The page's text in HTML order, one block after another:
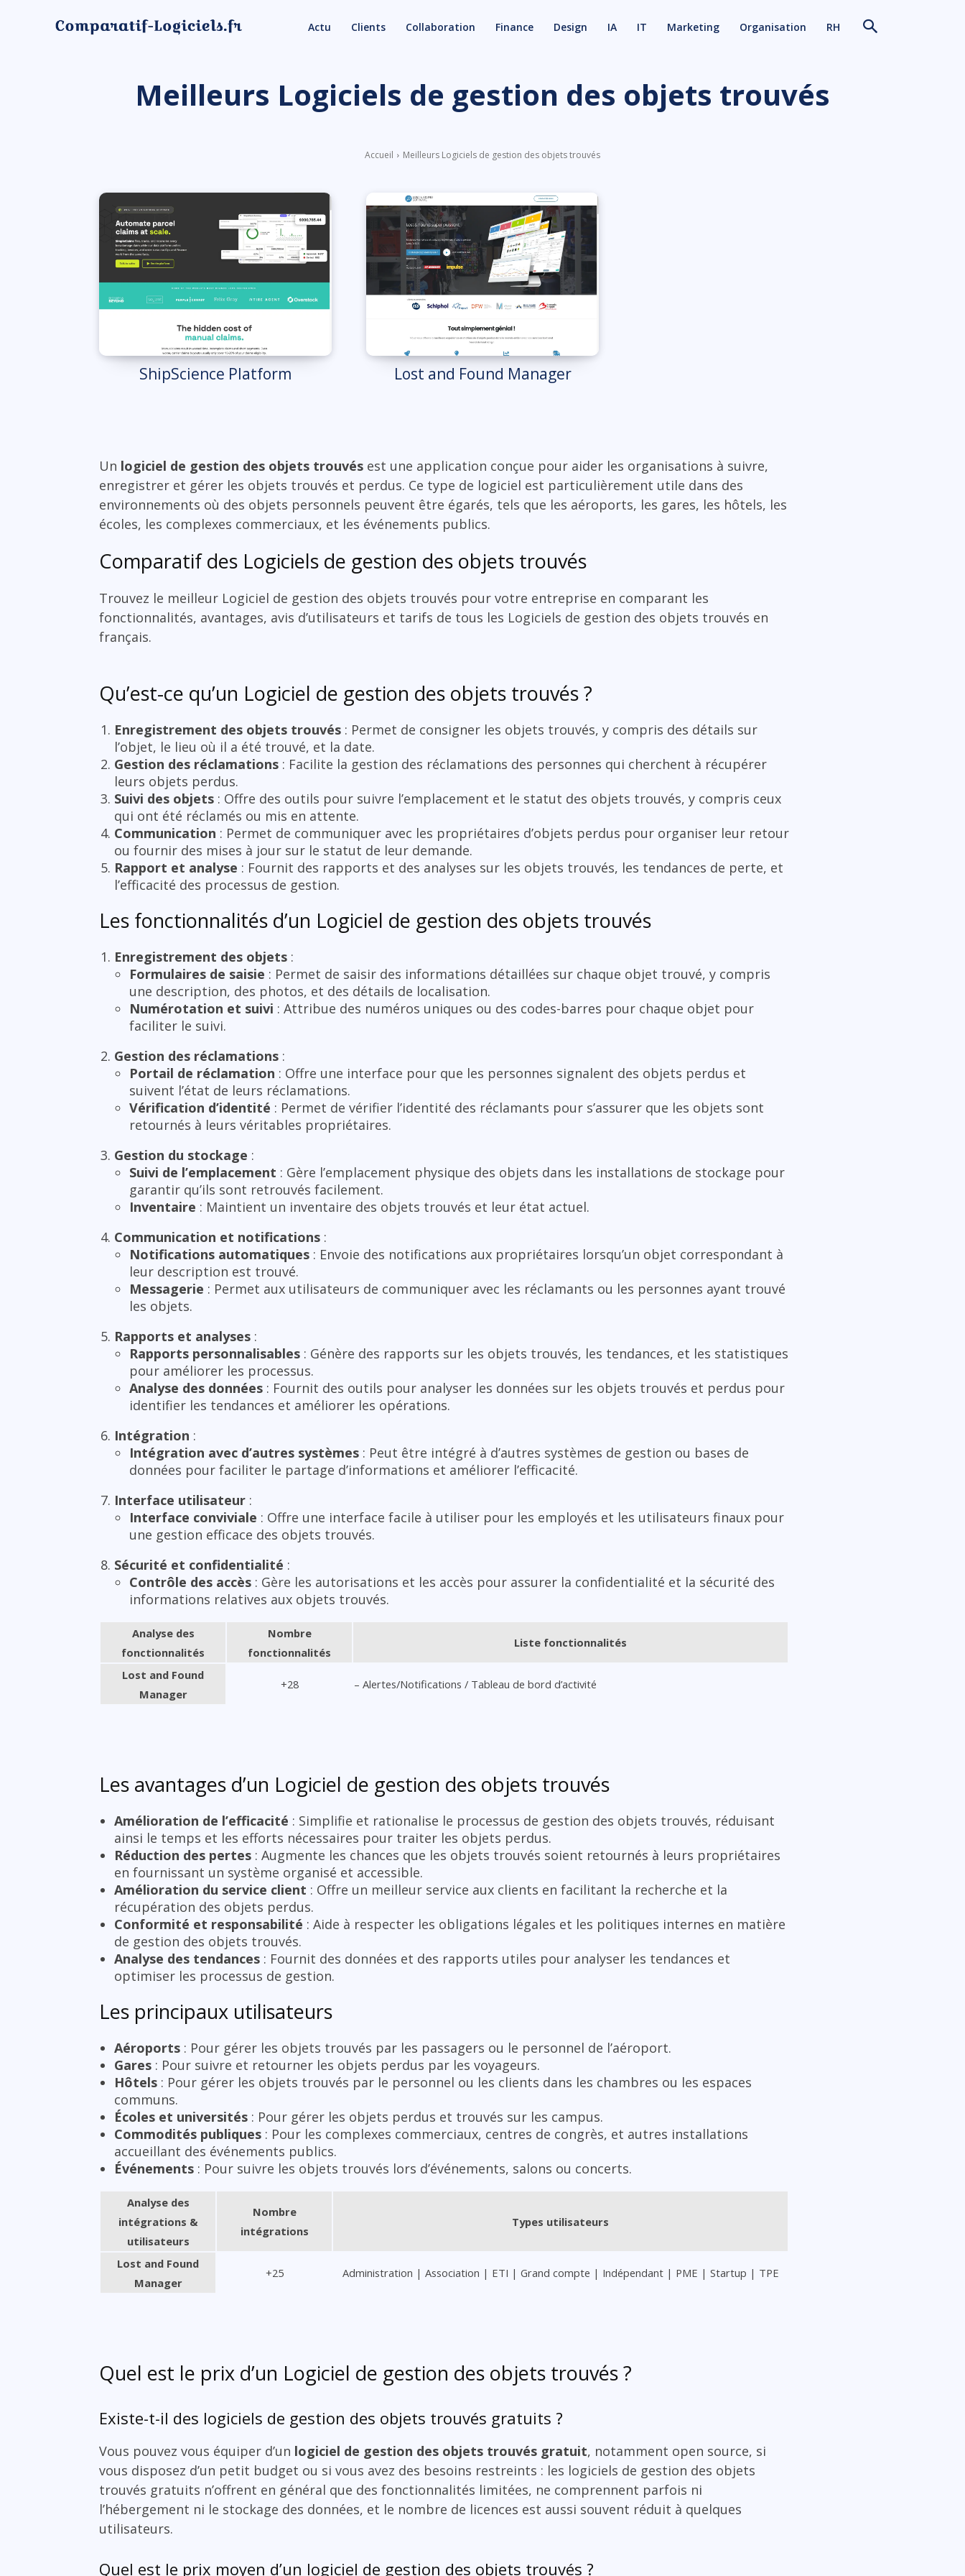
Actu Clients Collaboration Finance Design IA IT Marketing Organisation RH
Meilleurs Logiciels de gestion des objets trouvés
Accueil Meilleurs Logiciels de gestion des objets trouvés
ShipScience Platform Lost and Found Manager
Un logiciel de gestion des objets trouvés est une application conçue pour aider les organisations à suivre,
enregistrer et gérer les objets trouvés et perdus. Ce type de logiciel est particulièrement utile dans des
environnements où des objets personnels peuvent être égarés, tels que les aéroports, les gares, les hôtels, les
écoles, les complexes commerciaux, et les événements publics.
Comparatif des Logiciels de gestion des objets trouvés
Trouvez le meilleur Logiciel de gestion des objets trouvés pour votre entreprise en comparant les
fonctionnalités, avantages, avis d’utilisateurs et tarifs de tous les Logiciels de gestion des objets trouvés en
français.
Qu’est-ce qu’un Logiciel de gestion des objets trouvés ?
Enregistrement des objets trouvés : Permet de consigner les objets trouvés, y compris des détails sur
l’objet, le lieu où il a été trouvé, et la date.
Gestion des réclamations : Facilite la gestion des réclamations des personnes qui cherchent à récupérer
leurs objets perdus.
Suivi des objets : Offre des outils pour suivre l’emplacement et le statut des objets trouvés, y compris ceux
qui ont été réclamés ou mis en attente.
Communication : Permet de communiquer avec les propriétaires d’objets perdus pour organiser leur retour
ou fournir des mises à jour sur le statut de leur demande.
Rapport et analyse : Fournit des rapports et des analyses sur les objets trouvés, les tendances de perte, et
l’efficacité des processus de gestion.
Les fonctionnalités d’un Logiciel de gestion des objets trouvés
Enregistrement des objets :
Formulaires de saisie : Permet de saisir des informations détaillées sur chaque objet trouvé, y compris
une description, des photos, et des détails de localisation.
Numérotation et suivi : Attribue des numéros uniques ou des codes-barres pour chaque objet pour
faciliter le suivi.
Gestion des réclamations :
Portail de réclamation : Offre une interface pour que les personnes signalent des objets perdus et
suivent l’état de leurs réclamations.
Vérification d’identité : Permet de vérifier l’identité des réclamants pour s’assurer que les objets sont
retournés à leurs véritables propriétaires.
Gestion du stockage :
Suivi de l’emplacement : Gère l’emplacement physique des objets dans les installations de stockage pour
garantir qu’ils sont retrouvés facilement.
Inventaire : Maintient un inventaire des objets trouvés et leur état actuel.
Communication et notifications :
Notifications automatiques : Envoie des notifications aux propriétaires lorsqu’un objet correspondant à
leur description est trouvé.
Messagerie : Permet aux utilisateurs de communiquer avec les réclamants ou les personnes ayant trouvé
les objets.
Rapports et analyses :
Rapports personnalisables : Génère des rapports sur les objets trouvés, les tendances, et les statistiques
pour améliorer les processus.
Analyse des données : Fournit des outils pour analyser les données sur les objets trouvés et perdus pour
identifier les tendances et améliorer les opérations.
Intégration :
Intégration avec d’autres systèmes : Peut être intégré à d’autres systèmes de gestion ou bases de
données pour faciliter le partage d’informations et améliorer l’efficacité.
Interface utilisateur :
Interface conviviale : Offre une interface facile à utiliser pour les employés et les utilisateurs finaux pour
une gestion efficace des objets trouvés.
Sécurité et confidentialité :
Contrôle des accès : Gère les autorisations et les accès pour assurer la confidentialité et la sécurité des
informations relatives aux objets trouvés.
Analyse des
fonctionnalités
Nombre
fonctionnalités
Liste fonctionnalités
Lost and Found
Manager
+28 – Alertes/Notifications / Tableau de bord d’activité
Les avantages d’un Logiciel de gestion des objets trouvés
Amélioration de l’efficacité : Simplifie et rationalise le processus de gestion des objets trouvés, réduisant
ainsi le temps et les efforts nécessaires pour traiter les objets perdus.
Réduction des pertes : Augmente les chances que les objets trouvés soient retournés à leurs propriétaires
en fournissant un système organisé et accessible.
Amélioration du service client : Offre un meilleur service aux clients en facilitant la recherche et la
récupération des objets perdus.
Conformité et responsabilité : Aide à respecter les obligations légales et les politiques internes en matière
de gestion des objets trouvés.
Analyse des tendances : Fournit des données et des rapports utiles pour analyser les tendances et
optimiser les processus de gestion.
Les principaux utilisateurs
Aéroports : Pour gérer les objets trouvés par les passagers ou le personnel de l’aéroport.
Gares : Pour suivre et retourner les objets perdus par les voyageurs.
Hôtels : Pour gérer les objets trouvés par le personnel ou les clients dans les chambres ou les espaces
communs.
Écoles et universités : Pour gérer les objets perdus et trouvés sur les campus.
Commodités publiques : Pour les complexes commerciaux, centres de congrès, et autres installations
accueillant des événements publics.
Événements : Pour suivre les objets trouvés lors d’événements, salons ou concerts.
Analyse des
intégrations &
utilisateurs
Nombre
intégrations
Types utilisateurs
Lost and Found
Manager
+25 Administration | Association | ETI | Grand compte | Indépendant | PME | Startup | TPE
Quel est le prix d’un Logiciel de gestion des objets trouvés ?
Existe-t-il des logiciels de gestion des objets trouvés gratuits ?
Vous pouvez vous équiper d’un logiciel de gestion des objets trouvés gratuit, notamment open source, si
vous disposez d’un petit budget ou si vous avez des besoins restreints : les logiciels de gestion des objets
trouvés gratuits n’offrent en général que des fonctionnalités limitées, ne comprennent parfois ni
l’hébergement ni le stockage des données, et le nombre de licences est aussi souvent réduit à quelques
utilisateurs.
Quel est le prix moyen d’un logiciel de gestion des objets trouvés ?